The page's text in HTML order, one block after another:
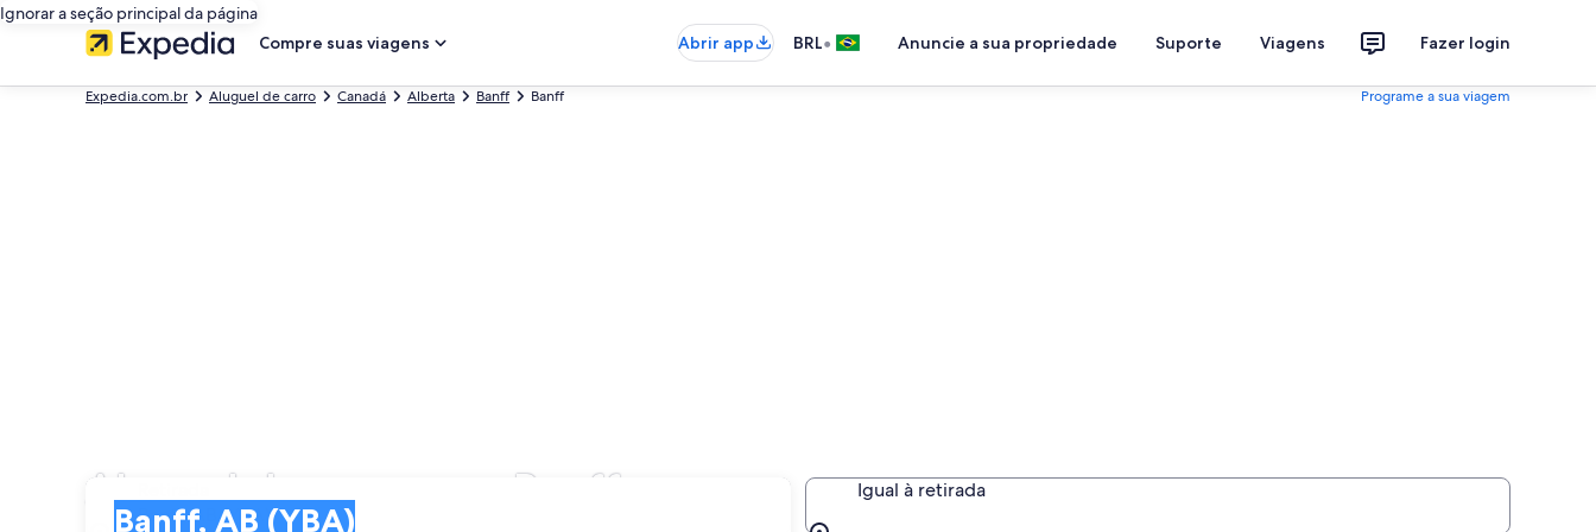
Ignorar a seção principal da página
Compre suas viagens
Abrir app BRL• Anuncie a sua propriedade Suporte Viagens Fazer login
Expedia.com.br Aluguel de carro Canadá Alberta Banff Banff Programe a sua viagem
Aluguel de carros em Banff
Banff, AB (YBA)
Igual à retirada